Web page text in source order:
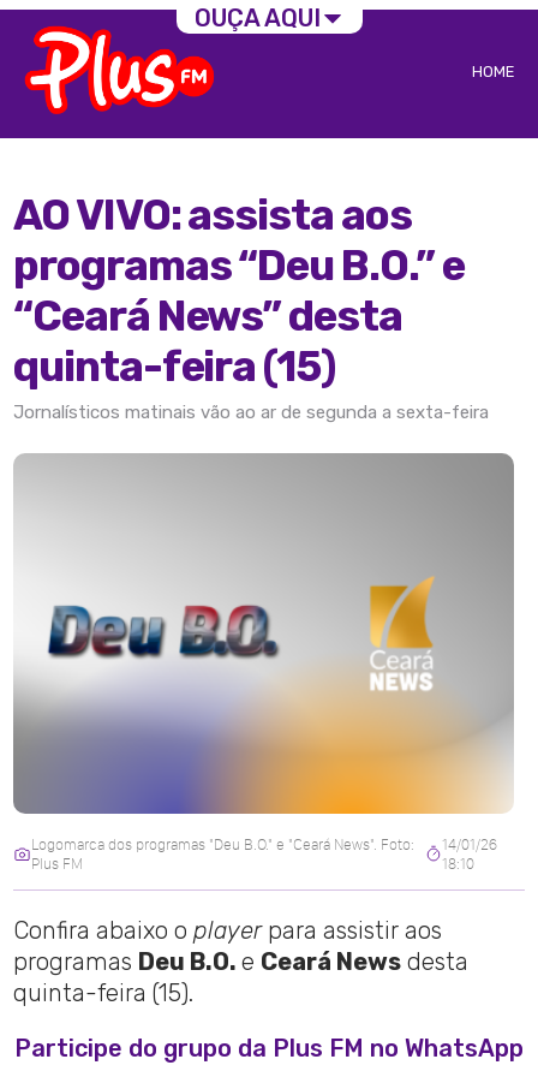
HOME
AO VIVO: assista aos
programas “Deu B.O.” e
“Ceará News” desta
quinta-feira (15)
Jornalísticos matinais vão ao ar de segunda a sexta-feira
Logomarca dos programas "Deu B.O." e "Ceará News". Foto:
Plus FM
14/01/26
18:10
Confira abaixo oplayerpara assistir aos
programas Deu B.O.e Ceará News desta
quinta-feira (15).
Participe do grupo da Plus FM no WhatsApp
OUÇA AQUI